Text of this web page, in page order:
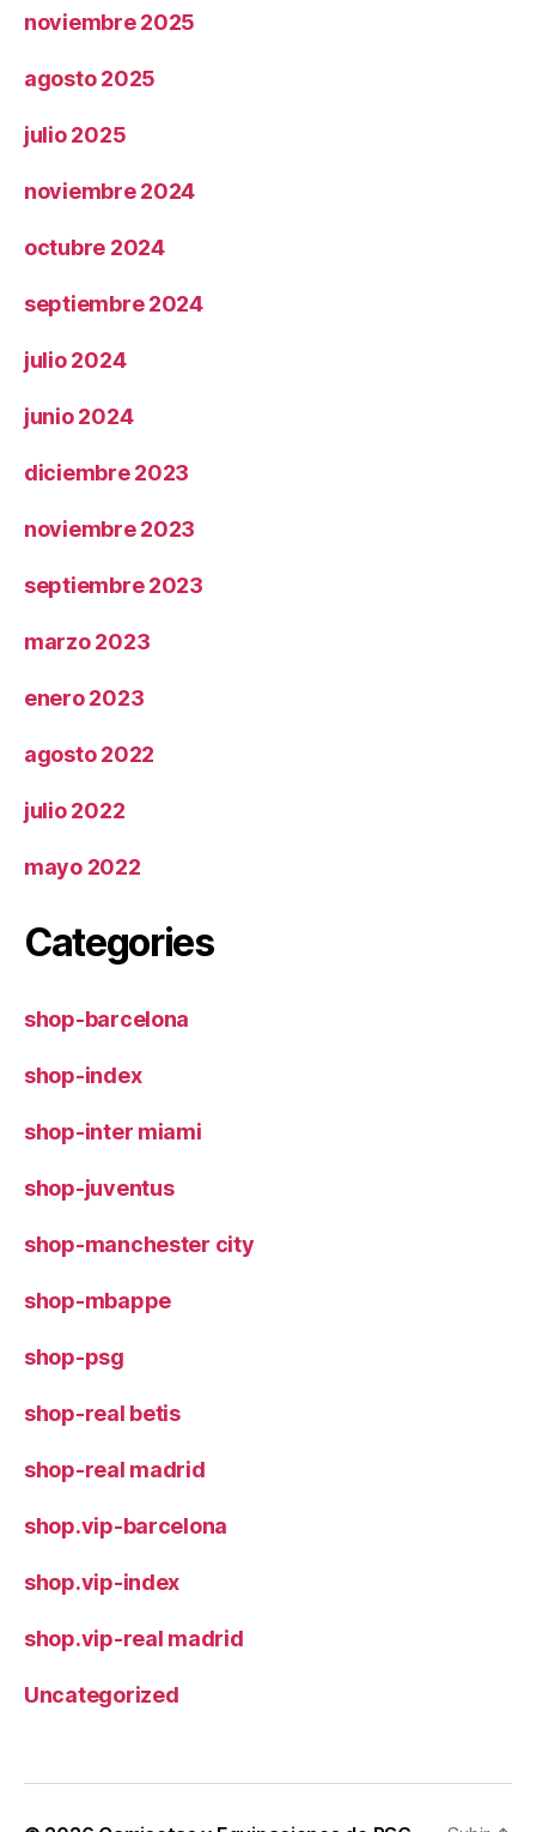
noviembre 2025
agosto 2025
julio 2025
noviembre 2024
octubre 2024
septiembre 2024
julio 2024
junio 2024
diciembre 2023
noviembre 2023
septiembre 2023
marzo 2023
enero 2023
agosto 2022
julio 2022
mayo 2022
Categories
shop-barcelona
shop-index
shop-inter miami
shop-juventus
shop-manchester city
shop-mbappe
shop-psg
shop-real betis
shop-real madrid
shop.vip-barcelona
shop.vip-index
shop.vip-real madrid
Uncategorized